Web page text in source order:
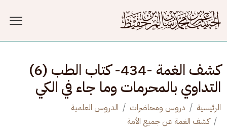
كشف الغمة -434- كتاب الطب (6)
التداوي بالمحرمات وما جاء في الكي
الرئيسية دروس ومحاضرات
الدروس العلمية
كشف الغمة عن جميع الأمة